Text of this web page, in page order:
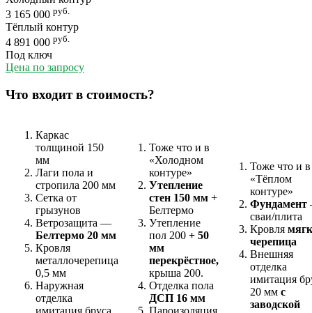
3 165 000 руб.
Тёплый контур
4 891 000 руб.
Под ключ
Цена по запросу
Что входит в стоимость?
Каркас
толщиной 150
мм
Лаги пола и
стропила 200 мм
Сетка от
грызунов
Ветрозащита —
Белтермо 20 мм
Кровля
металлочерепица
0,5 мм
Наружная
отделка
имитация бруса
Тоже что и в
«Холодном
контуре»
Утепление
стен 150 мм +
Белтермо
Утепление
пол 200 + 50
мм
перекрёстное,
крыша 200.
Отделка пола
ДСП 16 мм
Пароизоляция
Тоже что и в
«Тёплом
контуре»
Фундамент
сваи/плита
Кровля
черепица
Внешняя
отделка
имитация
20 мм с
заводской